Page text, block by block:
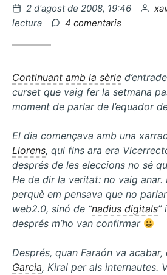
Publicat
el
2 d'agost de 2008, 19:46
lectura
4 comentaris
Continuant amb la sèrie
curset que vaig fer la setmana
moment de parlar de l’equador
El dia començava amb una
Llorens, qui fins ara era
després de les eleccions no sé
He de dir la veritat: no vaig anar.
perquè em pensava que no
web2.0, sinó de “nadius digitals”
després m’ho van confirmar
Després, quan Faraón va acabar,
Garcia, Kirai per als internautes.